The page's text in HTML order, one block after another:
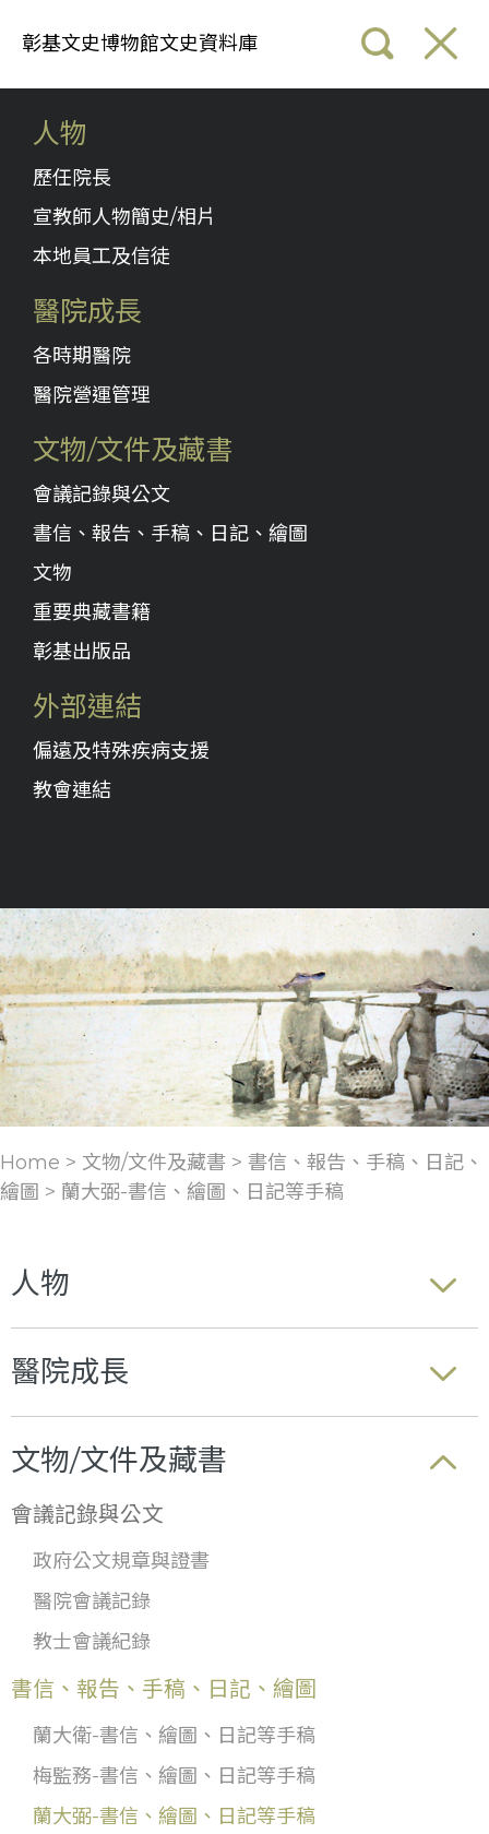
彰基文史博物館文史資料庫
人物
歷任院長
宣教師人物簡史/相片
本地員工及信徒
醫院成長
各時期醫院
醫院營運管理
文物/文件及藏書
會議記錄與公文
書信、報告、手稿、日記、繪圖
文物
重要典藏書籍
彰基出版品
外部連結
偏遠及特殊疾病支援
教會連結
Home > 文物/文件及藏書 > 書信、報告、手稿、日記、
繪圖 > 蘭大弼-書信、繪圖、日記等手稿
人物
醫院成長
文物/文件及藏書
會議記錄與公文
政府公文規章與證書
醫院會議記錄
教士會議紀錄
書信、報告、手稿、日記、繪圖
蘭大衛-書信、繪圖、日記等手稿
梅監務-書信、繪圖、日記等手稿
蘭大弼-書信、繪圖、日記等手稿